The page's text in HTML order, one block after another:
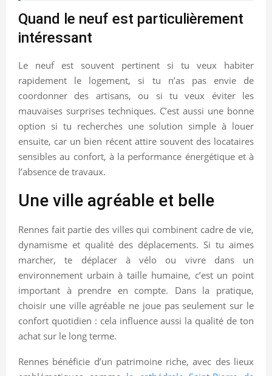
Quand le neuf est particulièrement
intéressant
Le neuf est souvent pertinent si tu veux habiter
rapidement le logement, si tu n’as pas envie de
coordonner des artisans, ou si tu veux éviter les
mauvaises surprises techniques. C’est aussi une bonne
option si tu recherches une solution simple à louer
ensuite, car un bien récent attire souvent des locataires
sensibles au confort, à la performance énergétique et à
l’absence de travaux.
Une ville agréable et belle
Rennes fait partie des villes qui combinent cadre de vie,
dynamisme et qualité des déplacements. Si tu aimes
marcher, te déplacer à vélo ou vivre dans un
environnement urbain à taille humaine, c’est un point
important à prendre en compte. Dans la pratique,
choisir une ville agréable ne joue pas seulement sur le
confort quotidien : cela influence aussi la qualité de ton
achat sur le long terme.
Rennes bénéficie d’un patrimoine riche, avec des lieux